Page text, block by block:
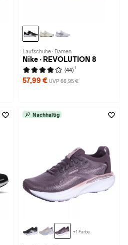
Laufschuhe · Damen
Nike · REVOLUTION 8
(44) 1
57,99 € UVP 66,95 €
Nachhaltig
+1 Farbe